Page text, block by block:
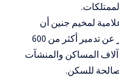
لمخيم جنين أن
العدوان المتواصل منذ 165 يومًا أسفر عن تدمير أكثر من 600
المساكن والمنشآت
صالحة للسكن.